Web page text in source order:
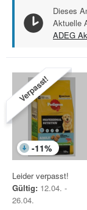
Dieses
Aktuelle
ADEG
Verpasst!
-11%
Leider verpasst!
Gültig: 12.04. -
26.04.